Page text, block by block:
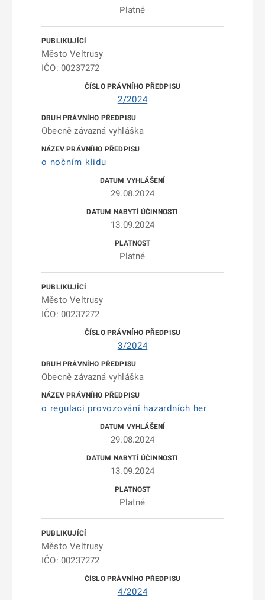
Platné
Město Veltrusy
IČO: 00237272
2/2024
Obecně závazná vyhláška
o nočním klidu
29.08.2024
13.09.2024
Platné
Město Veltrusy
IČO: 00237272
3/2024
Obecně závazná vyhláška
o regulaci provozování hazardních her
29.08.2024
13.09.2024
Platné
Město Veltrusy
IČO: 00237272
4/2024